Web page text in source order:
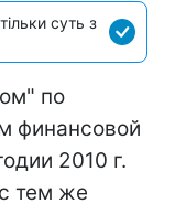
суть з
по
финансовой
2010 г.
тем же